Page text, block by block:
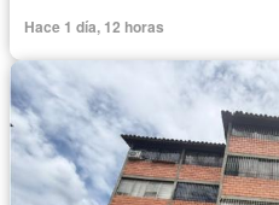
Hace 1 día, 12 horas